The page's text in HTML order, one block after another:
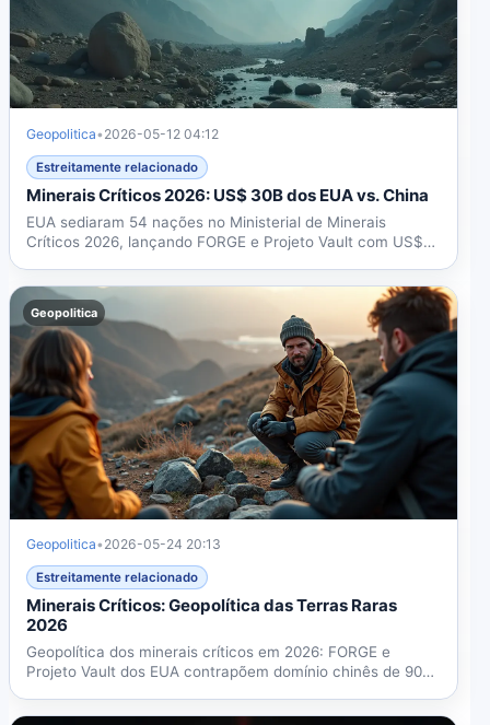
Geopolitica• 2026-05-12 04:12
Estreitamente relacionado
Minerais Críticos 2026: US$ 30B dos EUA vs. China
EUA sediaram 54 nações no Ministerial de Minerais
Críticos 2026, lançando FORGE e Projeto Vault com US$
Geopolitica
Geopolitica• 2026-05-24 20:13
Estreitamente relacionado
Minerais Críticos: Geopolítica das Terras Raras
2026
Geopolítica dos minerais críticos em 2026: FORGE e
Projeto Vault dos EUA contrapõem domínio chinês de 90%